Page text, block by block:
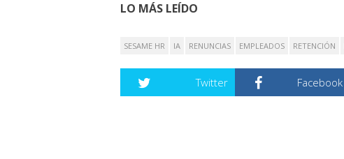
LO MÁS LEÍDO
SESAME HR IA RENUNCIAS EMPLEADOS RETENCIÓN
Twitter Facebook